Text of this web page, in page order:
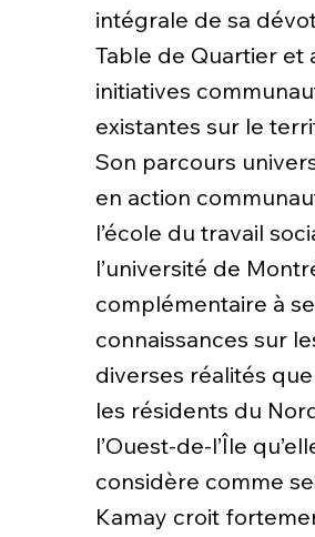
intégrale de sa
Table de Quartier et
initiatives
existantes sur le
Son parcours
en action
l’école du travail
l’université de
complémentaire à
connaissances sur
diverses réalités
les résidents du
l’Ouest-de-l’Île
considère comme
Kamay croit